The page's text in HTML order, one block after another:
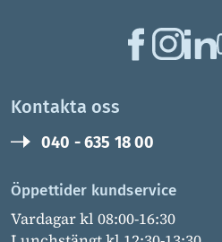
Kontakta oss
040 - 635 18 00
Öppettider kundservice
Vardagar kl 08:00-16:30